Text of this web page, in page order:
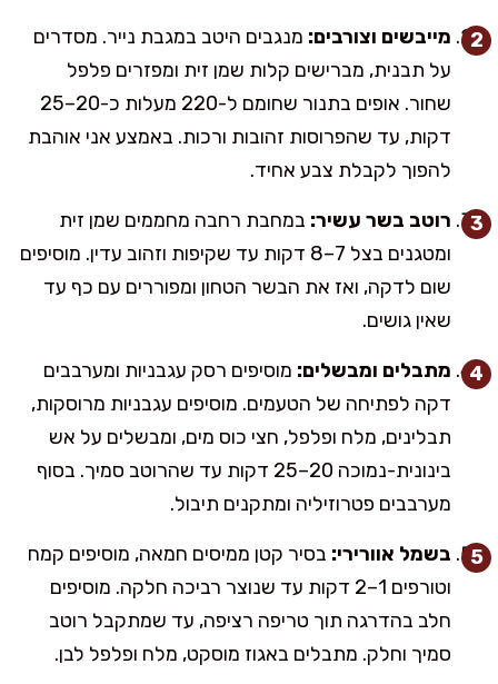
מייבשים וצורבים: מנגבים היטב במגבת נייר. מסדרים
על תבנית, מברישים קלות שמן זית ומפזרים פלפל
שחור. אופים בתנור שחומם ל-220 מעלות כ-20–25
דקות, עד שהפרוסות זהובות ורכות. באמצע אני אוהבת
להפוך לקבלת צבע אחיד.
רוטב בשר עשיר: במחבת רחבה מחממים שמן זית
ומטגנים בצל 7–8 דקות עד שקיפות וזהוב עדין. מוסיפים
שום לדקה, ואז את הבשר הטחון ומפוררים עם כף עד
שאין גושים.
מתבלים ומבשלים: מוסיפים רסק עגבניות ומערבבים
דקה לפתיחה של הטעמים. מוסיפים עגבניות מרוסקות,
תבלינים, מלח ופלפל, חצי כוס מים, ומבשלים על אש
בינונית-נמוכה 20–25 דקות עד שהרוטב סמיך. בסוף
מערבבים פטרוזיליה ומתקנים תיבול.
בשמל אוורירי: בסיר קטן ממיסים חמאה, מוסיפים קמח
וטורפים 1–2 דקות עד שנוצר רביכה חלקה. מוסיפים
חלב בהדרגה תוך טריפה רציפה, עד שמתקבל רוטב
סמיך וחלק. מתבלים באגוז מוסקט, מלח ופלפל לבן.